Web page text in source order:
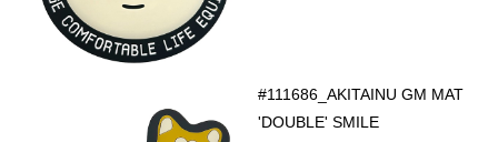
#111686_AKITAINU GM MAT
'DOUBLE' SMILE